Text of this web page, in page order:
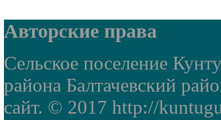
Авторские права
Сельское поселение
района Балтачевский
сайт. © 2017 http://